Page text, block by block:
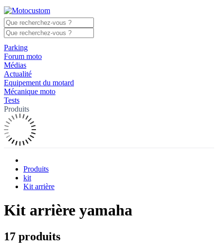
Parking
Forum moto
Médias
Actualité
Equipement du motard
Mécanique moto
Tests
Produits
Produits
kit
Kit arrière
Kit arrière yamaha
17 produits